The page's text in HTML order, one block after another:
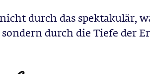
durch das spektakulär,
durch die Tiefe der